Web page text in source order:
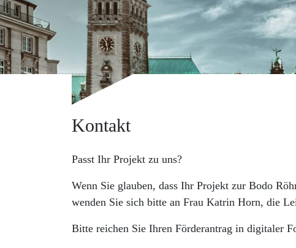
Kontakt
Passt Ihr Projekt zu uns?
Wenn Sie glauben, dass Ihr Projekt zur Bodo
wenden Sie sich bitte an Frau Katrin Horn, die
Bitte reichen Sie Ihren Förderantrag in digitaler